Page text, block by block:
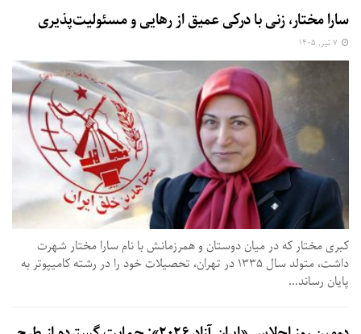
سارا مختار، زنی با درکی عمیق از رهایی و مسئولیت‌پذیری
کبری مختار که در میان دوستان و همرزمانش با نام سارا مختار شهرت
داشت، متولد سال ۱۳۳۵ در تهران، تحصیلات خود را در رشته کامیپوتر به
پایان رساند...